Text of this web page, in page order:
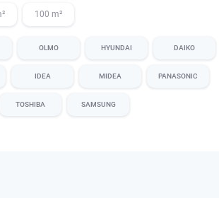
100 m²
OLMO HYUNDAI DAIKO
IDEA MIDEA PANASONIC
TOSHIBA SAMSUNG